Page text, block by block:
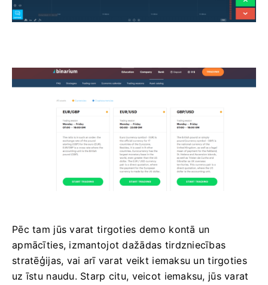
Pēc tam jūs varat tirgoties demo kontā un
apmācīties, izmantojot dažādas tirdzniecības
stratēģijas, vai arī varat veikt iemaksu un tirgoties
uz īstu naudu. Starp citu, veicot iemaksu, jūs varat